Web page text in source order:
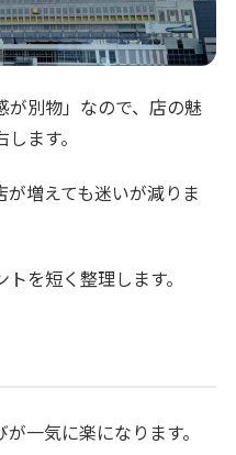
別物」なので、店の魅
ます。
増えても迷いが減りま
を短く整理します。
一気に楽になります。